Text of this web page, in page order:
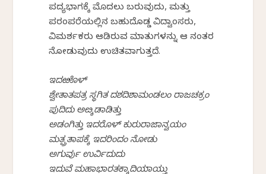
ಪದ್ಯಭಾಗಕ್ಕೆ ಮೊದಲು ಬರುವುದು, ಮತ್ತು
ಪರಂಪರೆಯಲ್ಲಿನ ಬಹುದೊಡ್ಡ ವಿದ್ವಾಂಸರು,
ವಿಮರ್ಶಕರು ಆಡಿರುವ ಮಾತುಗಳನ್ನು ಆ ನಂತರ
ನೋಡುವುದು ಉಚಿತವಾಗುತ್ತದೆ.
ಇದಱೊಳ್
ಶ್ವೇತಾತಪತ್ರ ಸ್ಥಗಿತ ದಶದಿಶಾಮಂಡಲಂ ರಾಜಚಕ್ರಂ
ಪುದಿದು ಅೞ್ಕಡಾಡಿತ್ತು
ಅಡಂಗಿತ್ತು ಇದರೊಳ್ ಕುರುರಾಜಾನ್ವಯಂ
ಮತ್ಪ್ರತಾಪಕ್ಕೆ ಇದರಿಂದಂ ನೋಡು
ಅಗುರ್ವು ಉರ್ವಿದುದು
ಇದುವೆ ಮಹಾಭಾರತಕ್ಕಾದಿಯಾಯ್ತು